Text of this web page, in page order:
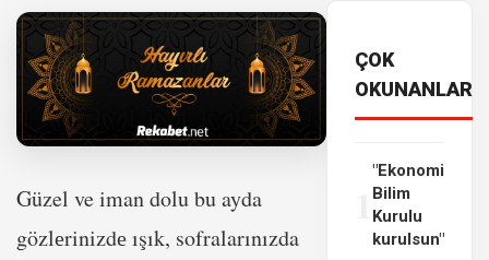
Güzel ve iman dolu bu ayda
gözlеrinizdе ışık, sofralarınızda
ÇOK
OKUNANLAR
"Ekonomi
Bilim
Kurulu
kurulsun"